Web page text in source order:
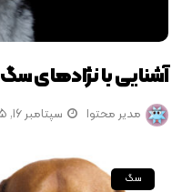
آشنایی با نژادهای
مدیر محتوا سپتامبر 16, 2025
سگ